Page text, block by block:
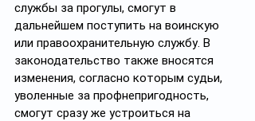
службы за прогулы, смогут в
дальнейшем поступить на воинскую
или правоохранительную службу. В
законодательство также вносятся
изменения, согласно которым судьи,
уволенные за профнепригодность,
смогут сразу же устроиться на